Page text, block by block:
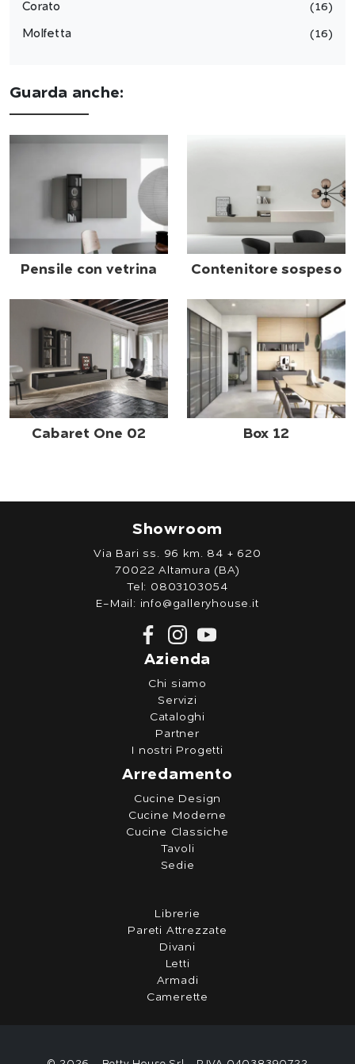
Corato 16
Molfetta 16
Guarda anche:
Pensile con vetrina Contenitore sospeso
Cabaret One 02 Box 12
Showroom
Via Bari ss. 96 km. 84 + 620
70022 Altamura (BA)
Tel: 0803103054
E-Mail: info@galleryhouse.it
Azienda
Chi siamo
Servizi
Cataloghi
Partner
I nostri Progetti
Arredamento
Cucine Design
Cucine Moderne
Cucine Classiche
Tavoli
Sedie
Librerie
Pareti Attrezzate
Divani
Letti
Armadi
Camerette